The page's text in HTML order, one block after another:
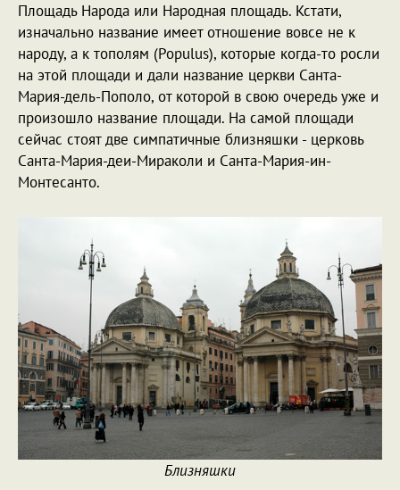
Площадь Народа или Народная площадь. Кстати,
изначально название имеет отношение вовсе не к
народу, а к тополям (Populus), которые когда-то росли
на этой площади и дали название церкви Санта-
Мария-дель-Пополо, от которой в свою очередь уже и
произошло название площади. На самой площади
сейчас стоят две симпатичные близняшки - церковь
Санта-Мария-деи-Мираколи и Санта-Мария-ин-
Монтесанто.
Близняшки